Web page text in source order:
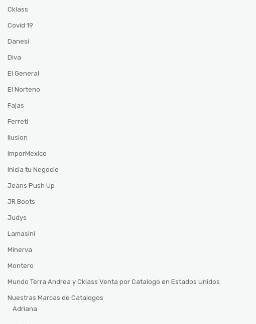
Cklass
Covid 19
Danesi
Diva
El General
El Norteno
Fajas
Ferreti
Ilusion
ImporMexico
Inicia tu Negocio
Jeans Push Up
JR Boots
Judys
Lamasini
Minerva
Montero
Mundo Terra Andrea y Cklass Venta por Catalogo en Estados Unidos
Nuestras Marcas de Catalogos
Adriana